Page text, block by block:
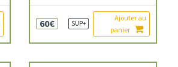
60€ SUP+
Ajouter au
panier